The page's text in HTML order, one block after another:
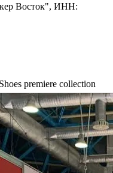
Восток", ИНН:
premiere collection